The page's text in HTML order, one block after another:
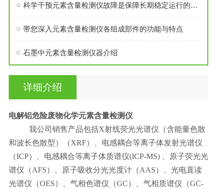
科学干预元素含量检测仪故障是保障长期稳定运行的关键
带您深入元素含量检测仪各组成部件的功能与特点
石墨中元素含量检测仪器介绍
详细介绍
电解铝危险废物化学元素含量检测仪
我公司销售产品包括X射线荧光光谱仪（含能量色散
和波长色散型）（XRF）、电感耦合等离子体发射光谱仪
（ICP）、电感耦合等离子体质谱仪(ICP-MS) 、原子荧光光
谱仪（AFS）、原子吸收分光光度计（AAS）、光电直读
光谱仪（OES）、气相色谱仪（GC）、气相质谱仪（GC-